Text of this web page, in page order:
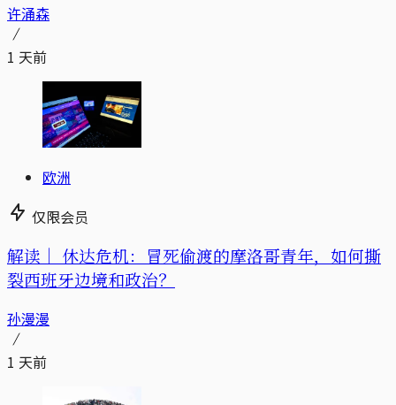
许涌森
1 天前
欧洲
仅限会员
解读｜ 休达危机：冒死偷渡的摩洛哥青年，如何撕
裂西班牙边境和政治？
孙漫漫
1 天前